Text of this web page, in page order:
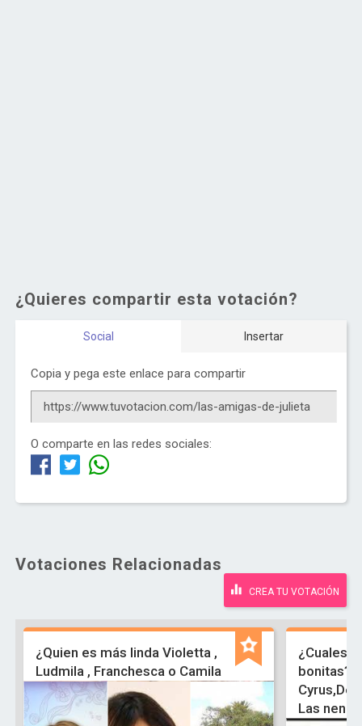
¿Quieres compartir esta votación?
Social Insertar
Copia y pega este enlace para compartir
O comparte en las redes sociales:
Votaciones Relacionadas
CREA TU VOTACIÓN
¿Quien es más linda Violetta ,
Ludmila , Franchesca o Camila
¿Cuales
Las nenas